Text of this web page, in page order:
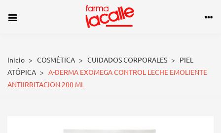
Inicio > COSMÉTICA > CUIDADOS CORPORALES >
PIEL
ATÓPICA >
A-DERMA EXOMEGA CONTROL LECHE EMOLIENTE
ANTIIRRITACION 200 ML